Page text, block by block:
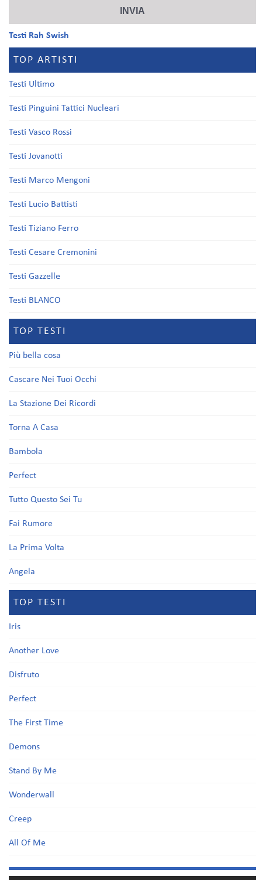
Testi Rah Swish
TOP ARTISTI
Testi Ultimo
Testi Pinguini Tattici Nucleari
Testi Vasco Rossi
Testi Jovanotti
Testi Marco Mengoni
Testi Lucio Battisti
Testi Tiziano Ferro
Testi Cesare Cremonini
Testi Gazzelle
Testi BLANCO
TOP TESTI
Più bella cosa
Cascare Nei Tuoi Occhi
La Stazione Dei Ricordi
Torna A Casa
Bambola
Perfect
Tutto Questo Sei Tu
Fai Rumore
La Prima Volta
Angela
TOP TESTI
Iris
Another Love
Disfruto
Perfect
The First Time
Demons
Stand By Me
Wonderwall
Creep
All Of Me